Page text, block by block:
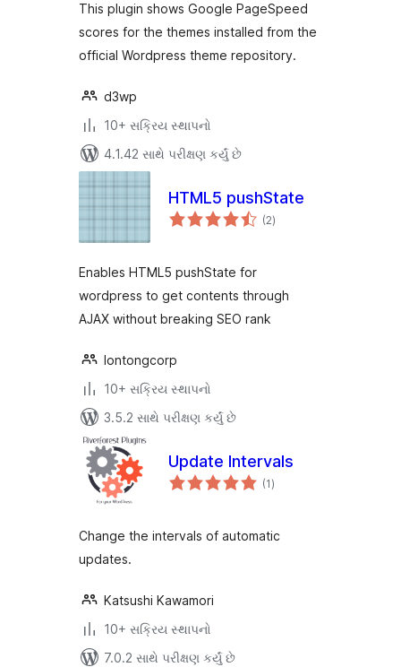
This plugin shows Google PageSpeed
scores for the themes installed from the
official Wordpress theme repository.
d3wp
10+ સક્રિય સ્થાપનો
4.1.42 સાથે પરીક્ષણ કર્યું છે
HTML5 pushState
(2કુલ
રેટિંગ્સ
)
Enables HTML5 pushState for
wordpress to get contents through
AJAX without breaking SEO rank
lontongcorp
10+ સક્રિય સ્થાપનો
3.5.2 સાથે પરીક્ષણ કર્યું છે
Update Intervals
(1કુલ
રેટિંગ્સ
)
Change the intervals of automatic
updates.
Katsushi Kawamori
10+ સક્રિય સ્થાપનો
7.0.2 સાથે પરીક્ષણ કર્યું છે